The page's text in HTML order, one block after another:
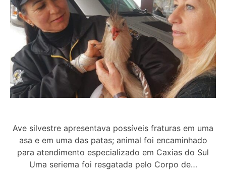
Ave silvestre apresentava possíveis fraturas em uma
asa e em uma das patas; animal foi encaminhado
para atendimento especializado em Caxias do Sul
Uma seriema foi resgatada pelo Corpo de…